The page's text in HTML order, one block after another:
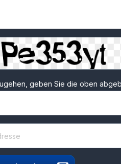
geben Sie die oben